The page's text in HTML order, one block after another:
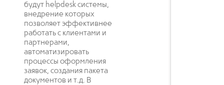
будут helpdesk системы,
внедрение которых
позволяет эффективнее
работать с клиентами и
партнерами,
автоматизировать
процессы оформления
заявок, создания пакета
документов и т.д. В